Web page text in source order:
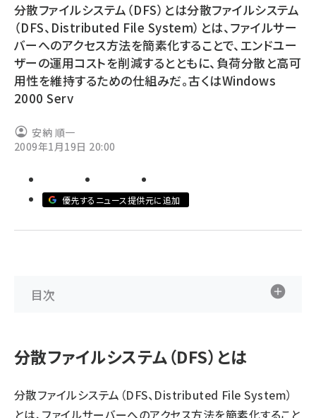
北海道をのんびり旅する晴山佳須夫のヒント集！ (2017)
drupal (1940)
genai (1473)
ai crunch (1347)
分散ファイルシステム（DFS）とは分散ファイルシステム
（DFS、Distributed File System）とは、ファイルサー
バーへのアクセス方法を簡素化することで、エンドユー
ザーの運用コストを削減するとともに、負荷分散と高可
用性を維持するための仕組みだ。古くはWindows
2000 Serv
安納 順一
2009年1月19日 20:00
優先するニュース提供元に追加
目次
分散ファイルシステム（DFS）とは
分散ファイルシステム（DFS、Distributed File System）
とは、ファイルサーバーへのアクセス方法を簡素化すること